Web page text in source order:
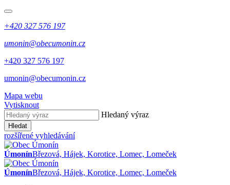
+420 327 576 197
umonin@obecumonin.cz
+420 327 576 197
umonin@obecumonin.cz
Mapa webu
Vytisknout
Hledaný výraz
Hledat
rozšířené vyhledávání
ÚmonínBřezová, Hájek, Korotice, Lomec, Lomeček
ÚmonínBřezová, Hájek, Korotice, Lomec, Lomeček